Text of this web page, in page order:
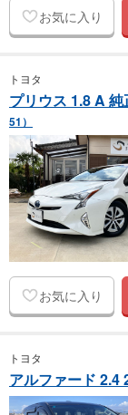
お気に入り
トヨタ
プリウス 1.8 A
51）
お気に入り
トヨタ
アルファード 2.4